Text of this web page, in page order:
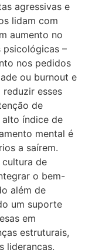
agressivas e
lidam com
aumento no
psicológicas –
nos pedidos
ou burnout e
esses
de
alto índice de
mental é
a saírem.
cultura de
o bem-
além de
um suporte
em
estruturais,
lideranças,